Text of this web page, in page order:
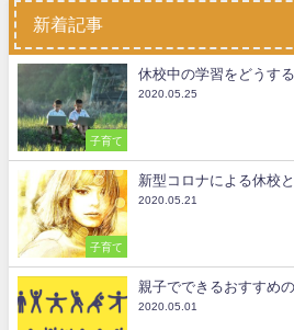
新着記事
子育て
休校中の学習をどうす
2020.05.25
子育て
新型コロナによる休校
2020.05.21
親子でできるおすすめ
2020.05.01